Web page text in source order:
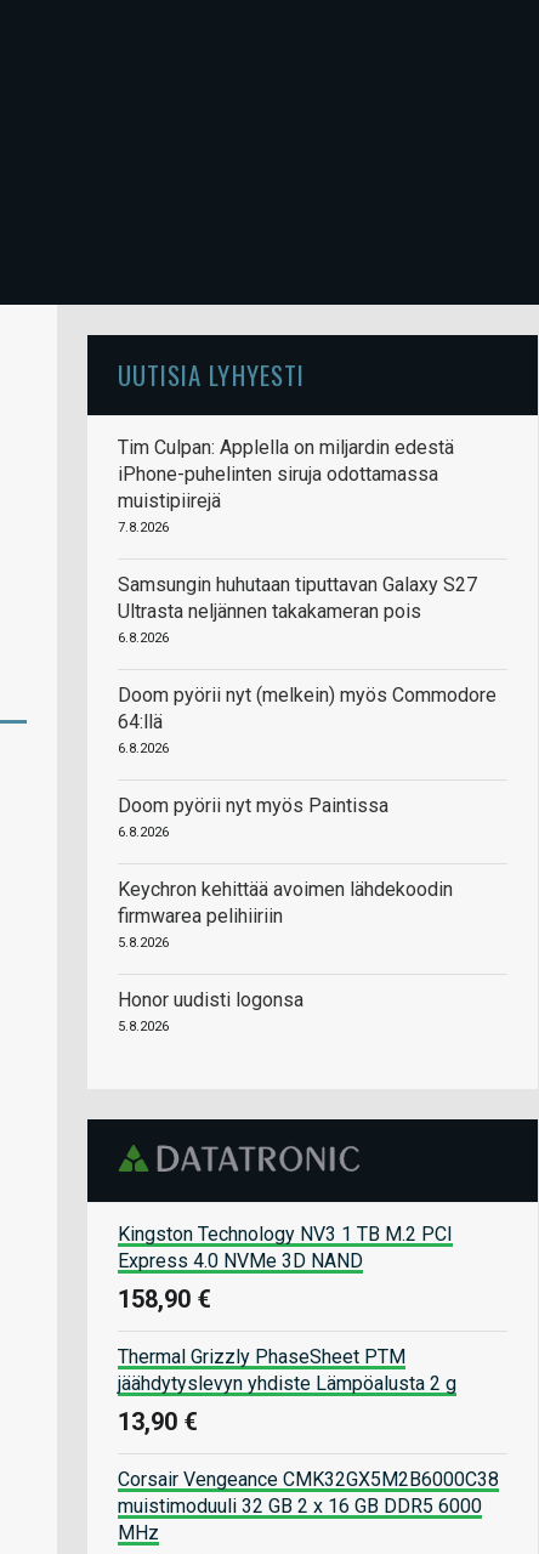
UUTISIA LYHYESTI
Tim Culpan: Applella on miljardin edestä
iPhone-puhelinten siruja odottamassa
muistipiirejä
7.8.2026
Samsungin huhutaan tiputtavan Galaxy S27
Ultrasta neljännen takakameran pois
6.8.2026
Doom pyörii nyt (melkein) myös Commodore
64:llä
6.8.2026
Doom pyörii nyt myös Paintissa
6.8.2026
Keychron kehittää avoimen lähdekoodin
firmwarea pelihiiriin
5.8.2026
Honor uudisti logonsa
5.8.2026
Kingston Technology NV3 1 TB M.2 PCI
Express 4.0 NVMe 3D NAND
158,90 €
Thermal Grizzly PhaseSheet PTM
jäähdytyslevyn yhdiste Lämpöalusta 2 g
13,90 €
Corsair Vengeance CMK32GX5M2B6000C38
muistimoduuli 32 GB 2 x 16 GB DDR5 6000
MHz